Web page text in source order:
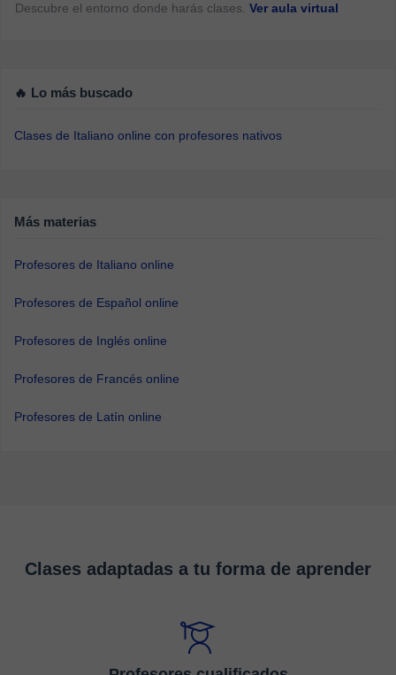
Descubre el entorno donde harás clases. Ver aula virtual
🔥 Lo más buscado
Clases de Italiano online con profesores nativos
Más materias
Profesores de Italiano online
Profesores de Español online
Profesores de Inglés online
Profesores de Francés online
Profesores de Latín online
Clases adaptadas a tu forma de aprender